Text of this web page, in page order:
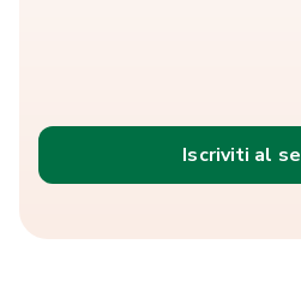
Iscriviti al